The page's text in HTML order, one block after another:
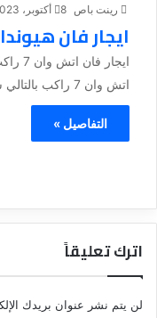
رينت باص 8 أكتوبر، 2023
ايجار فان
اتش وان 7 راكب بالتالي ستجد فان...
التفاصيل »
اترك تعليقاً
لن يتم نشر عنوان بريدك